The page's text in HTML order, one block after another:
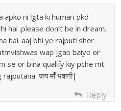
apko ni lgta ki humari pkd
hai .please don’t be in dream.
hai. aaj bhi ye rajputi sher
wap jgao baiyo or
se or bina qualify kiy pche mt
जय माँ भवानी|
Reply